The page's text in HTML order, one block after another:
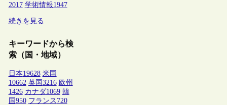
2017 学術情報1947
続きを見る
キーワードから検
索（国・地域）
日本19628 米国
10662 英国3216 欧州
1426 カナダ1069 韓
国950 フランス 720